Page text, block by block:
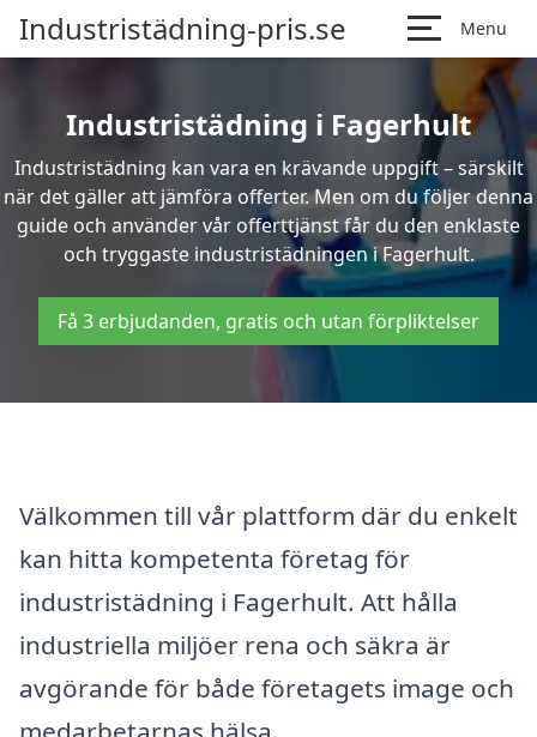
Industristädning-pris.se Menu
Industristädning i Fagerhult
Industristädning kan vara en krävande uppgift – särskilt
när det gäller att jämföra offerter. Men om du följer denna
guide och använder vår offerttjänst får du den enklaste
och tryggaste industristädningen i Fagerhult.
Få 3 erbjudanden, gratis och utan förpliktelser
Välkommen till vår plattform där du enkelt
kan hitta kompetenta företag för
industristädning i Fagerhult. Att hålla
industriella miljöer rena och säkra är
avgörande för både företagets image och